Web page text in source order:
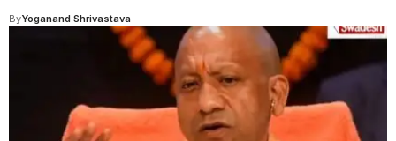
ByYoganand Shrivastava